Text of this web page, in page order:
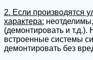
2. Если производятся
характера:
(демонтировать и
встроенные системы
демонтировать без